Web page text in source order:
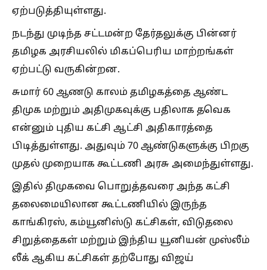
ஏற்படுத்தியுள்ளது.
நடந்து முடிந்த சட்டமன்ற தேர்தலுக்கு பின்னர்
தமிழக அரசியலில் மிகப்பெரிய மாற்றங்கள்
ஏற்பட்டு வருகின்றன.
சுமார் 60 ஆணடு காலம் தமிழகத்தை ஆண்ட
திமுக மற்றும் அதிமுகவுக்கு பதிலாக தவெக
என்னும் புதிய கட்சி ஆட்சி அதிகாரத்தை
பிடித்துள்ளது. அதுவும் 70 ஆண்டுகளுக்கு பிறகு
முதல் முறையாக கூட்டணி அரசு அமைந்துள்ளது.
இதில் திமுகவை பொறுத்தவரை அந்த கட்சி
தலைமையிலான கூட்டணியில் இருந்த
காங்கிரஸ், கம்யூனிஸ்டு கட்சிகள், விடுதலை
சிறுத்தைகள் மற்றும் இந்திய யூனியன் முஸ்லீம்
லீக் ஆகிய கட்சிகள் தற்போது விஜய்